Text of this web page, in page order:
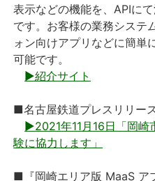
表示などの機能を、APIに
です。お客様の業務システ
ォン向けアプリなどに簡単
可能です。
▶紹介サイト
■名古屋鉄道プレスリリー
▶2021年11月16日「岡崎
験に協力します」
■『岡崎エリア版 MaaS ア